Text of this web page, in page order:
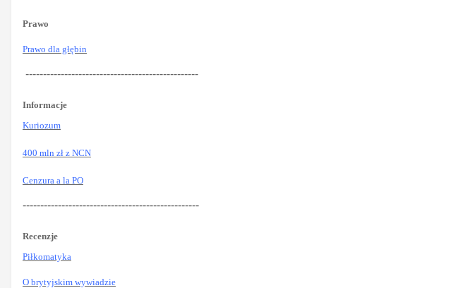
Prawo
Prawo dla głębin
-------------------------------------------------
Informacje
Kuriozum
400 mln zł z NCN
Cenzura a la PO
--------------------------------------------------
Recenzje
Piłkomatyka
O brytyjskim wywiadzie